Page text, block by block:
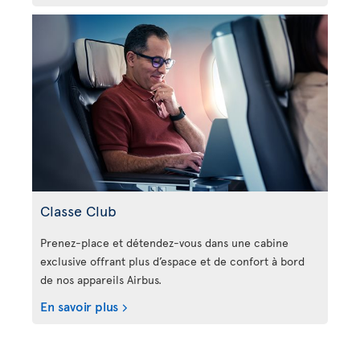
Classe Club
Prenez-place et détendez-vous dans une cabine
exclusive offrant plus d’espace et de confort à bord
de nos appareils Airbus.
En savoir plus